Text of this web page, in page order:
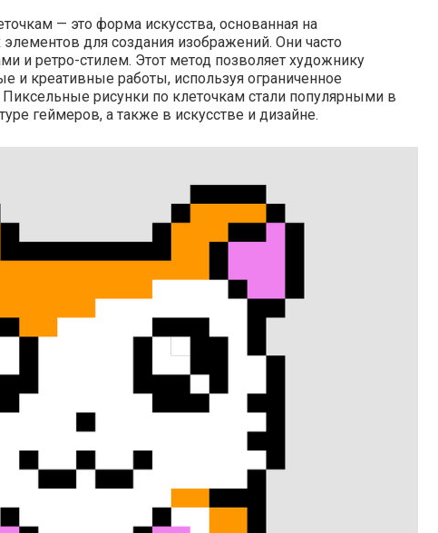
— это форма искусства, основанная на
для создания изображений. Они часто
и ретро-стилем. Этот метод позволяет художнику
и креативные работы, используя ограниченное
рисунки по клеточкам стали популярными в
геймеров, а также в искусстве и дизайне.